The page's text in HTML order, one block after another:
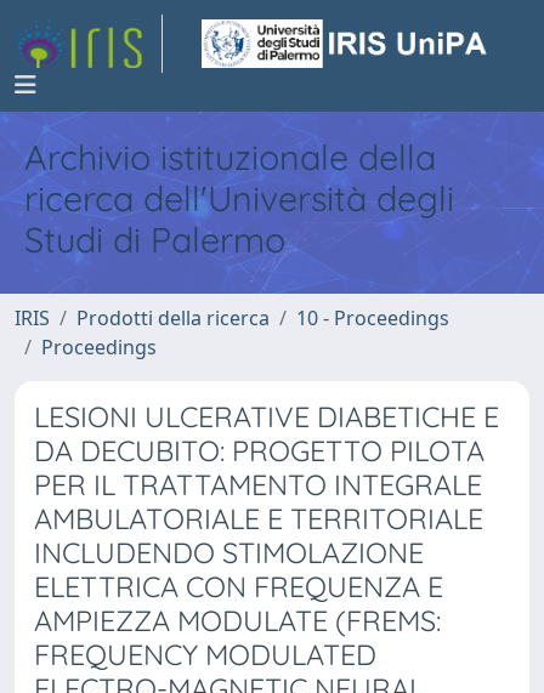
Archivio istituzionale della
ricerca dell'Università degli
Studi di Palermo
IRIS Prodotti della ricerca
10 - Proceedings
Proceedings
LESIONI ULCERATIVE DIABETICHE E
DA DECUBITO: PROGETTO PILOTA
PER IL TRATTAMENTO INTEGRALE
AMBULATORIALE E TERRITORIALE
INCLUDENDO STIMOLAZIONE
ELETTRICA CON FREQUENZA E
AMPIEZZA MODULATE (FREMS:
FREQUENCY MODULATED